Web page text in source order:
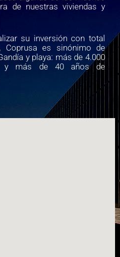
de nuestras viviendas y
su inversión con total
Coprusa es sinónimo de
y playa: más de 4.000
y más de 40 años de